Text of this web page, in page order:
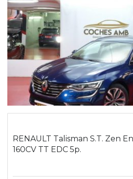
RENAULT Talisman S.T. Zen
160CV TT EDC 5p.